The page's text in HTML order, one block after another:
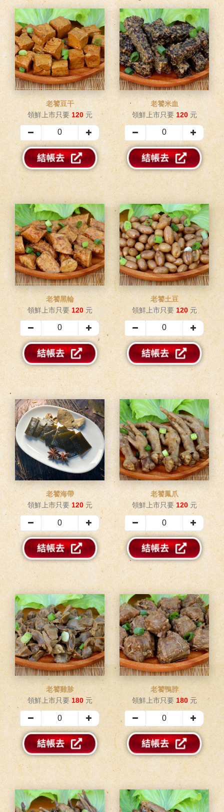
老饕豆干
領鮮上市只要120元
老饕米血
領鮮上市只要120元
老饕黑輪
領鮮上市只要 120元
老饕土豆
領鮮上市只要120元
老饕海帶
領鮮上市只要 120元
老饕鳳爪
領鮮上市只要 120元
老饕雞胗
領鮮上市只要 180元
老饕鴨脖
領鮮上市只要 180元